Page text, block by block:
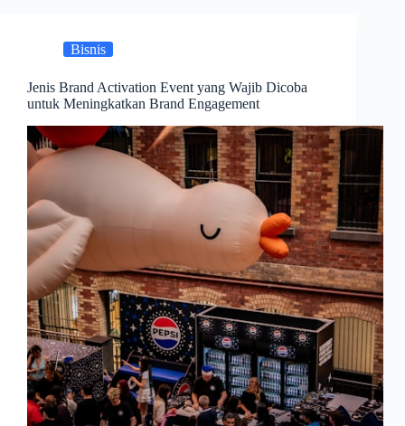
Bisnis
Jenis Brand Activation Event yang Wajib Dicoba
untuk Meningkatkan Brand Engagement